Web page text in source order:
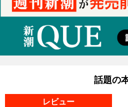
話題の
レビュー